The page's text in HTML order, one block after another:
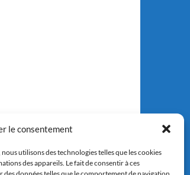
le consentement
utilisons des technologies telles que les cookies
des appareils. Le fait de consentir à ces